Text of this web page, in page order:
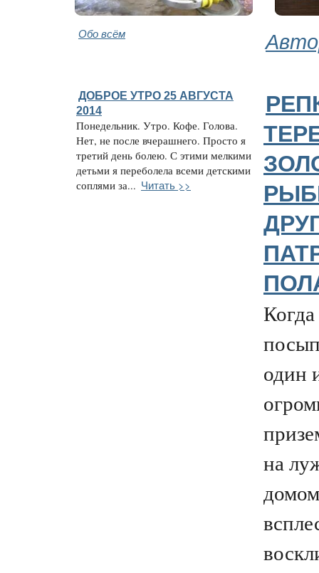
Обо всём
ДОБРОЕ УТРО 25 АВГУСТА
2014
Понедельник. Утро. Кофе. Голова.
Нет, не после вчерашнего. Просто я
третий день болею. С этими мелкими
детьми я переболела всеми детскими
соплями за... Читать >>
один
на